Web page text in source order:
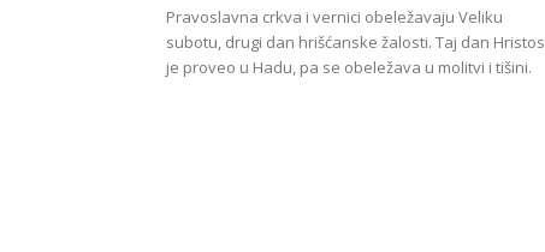
Pravoslavna crkva i vernici obeležavaju Veliku
subotu, drugi dan hrišćanske žalosti. Taj dan Hristos
je proveo u Hadu, pa se obeležava u molitvi i tišini.